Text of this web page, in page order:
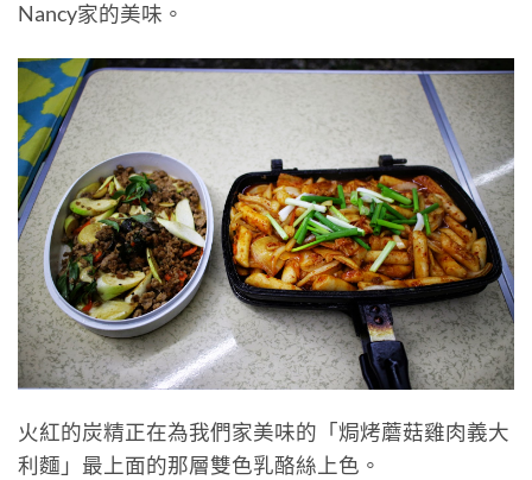
Nancy家的美味。
火紅的炭精正在為我們家美味的「焗烤蘑菇雞肉義大
利麵」最上面的那層雙色乳酪絲上色。